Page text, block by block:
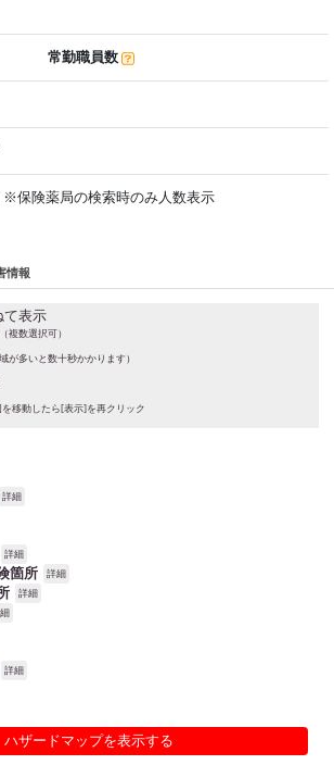
常勤職員数
※保険薬局の検索時のみ人数表示
情報
て表示
複数選択可）
が多いと数十秒かかります）
移動したら[表示]を再クリック
詳細
詳細
箇所 詳細
詳細
詳細
ハザードマップを表示する